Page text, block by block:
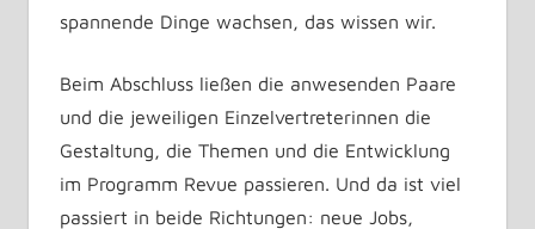
spannende Dinge wachsen, das wissen wir.
Beim Abschluss ließen die anwesenden Paare
und die jeweiligen Einzelvertreterinnen die
Gestaltung, die Themen und die Entwicklung
im Programm Revue passieren. Und da ist viel
passiert in beide Richtungen: neue Jobs,